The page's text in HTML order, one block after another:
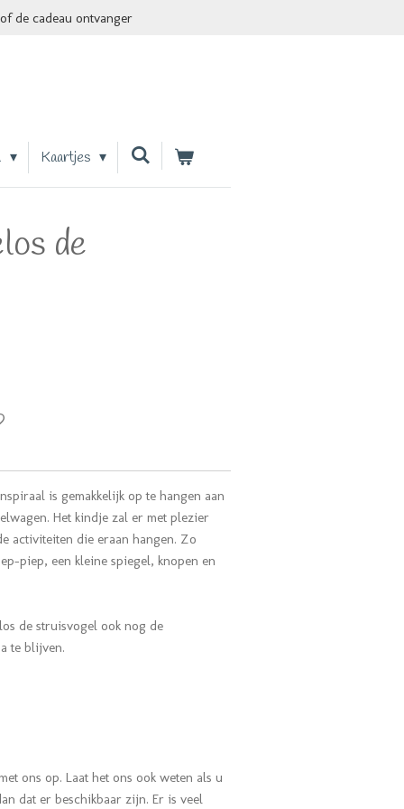
de cadeau ontvanger
Kaartjes
de
is gemakkelijk op te hangen aan
Het kindje zal er met plezier
activiteiten die eraan hangen. Zo
piep, een kleine spiegel, knopen en
de struisvogel ook nog de
te blijven.
ons op. Laat het ons ook weten als u
dat er beschikbaar zijn. Er is veel